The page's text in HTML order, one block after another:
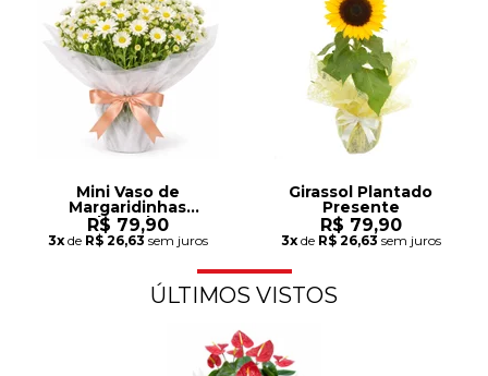
Mini Vaso de
Margaridinhas
Plantadas
R$ 79,90
3xde R$ 26,63 sem juros
Girassol Plantado
Presente
R$ 79,90
3xde R$ 26,63 sem juros
ÚLTIMOS VISTOS